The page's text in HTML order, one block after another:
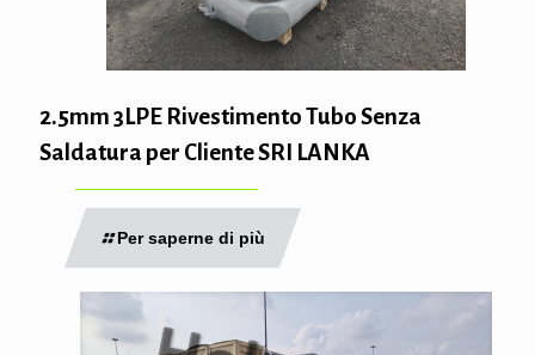
2.5mm 3LPE Rivestimento Tubo Senza
Saldatura per Cliente SRI LANKA
Per saperne di più